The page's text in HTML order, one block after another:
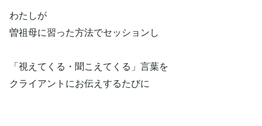
わたしが
曽祖母に習った方法でセッションし
「視えてくる・聞こえてくる」言葉を
クライアントにお伝えするたびに